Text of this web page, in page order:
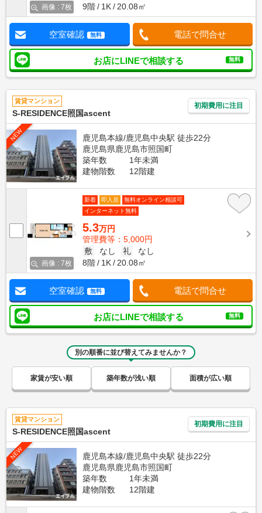
画像 : 7枚
9階
1K 20.08㎡
空室確認 無料 電話で問合せ
お店にLINEで相談する 無料
賃貸マンション
S-RESIDENCE照国ascent
初期費用に注目
NEW
鹿児島本線/鹿児島中央駅 徒歩22分
鹿児島県鹿児島市照国町
築年数
1年未満
建物階数
12階建
画像 : 7枚
新着 即入居
無料オンライン相談可
インターネット無料
5.3万円
管理費等：5,000円
敷
なし 礼
なし
8階
1K 20.08㎡
空室確認 無料 電話で問合せ
お店にLINEで相談する 無料
別の順番に並び替えてみませんか？
家賃が安い順 築年数が浅い順 面積が広い順
賃貸マンション
S-RESIDENCE照国ascent
初期費用に注目
NEW
鹿児島本線/鹿児島中央駅 徒歩22分
鹿児島県鹿児島市照国町
築年数
1年未満
建物階数
12階建